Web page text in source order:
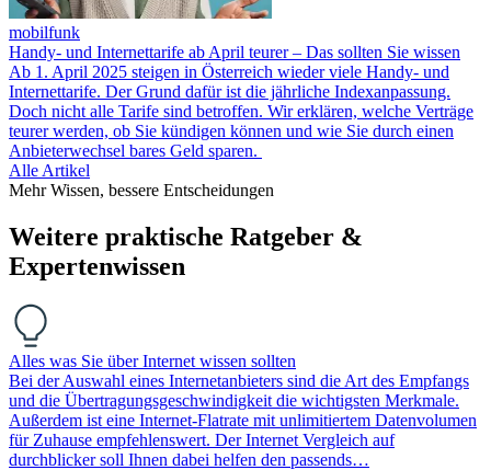
mobilfunk
Handy- und Internettarife ab April teurer – Das sollten Sie wissen
Ab 1. April 2025 steigen in Österreich wieder viele Handy- und
Internettarife. Der Grund dafür ist die jährliche Indexanpassung.
Doch nicht alle Tarife sind betroffen. Wir erklären, welche Verträge
teurer werden, ob Sie kündigen können und wie Sie durch einen
Anbieterwechsel bares Geld sparen.
Alle Artikel
Mehr Wissen, bessere Entscheidungen
Weitere praktische Ratgeber &
Expertenwissen
Alles was Sie über Internet wissen sollten
Bei der Auswahl eines Internetanbieters sind die Art des Empfangs
und die Übertragungsgeschwindigkeit die wichtigsten Merkmale.
Außerdem ist eine Internet-Flatrate mit unlimitiertem Datenvolumen
für Zuhause empfehlenswert. Der Internet Vergleich auf
durchblicker soll Ihnen dabei helfen den passends…